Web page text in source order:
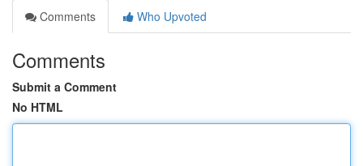
Comments
Who Upvoted
Comments
Submit a Comment
No HTML